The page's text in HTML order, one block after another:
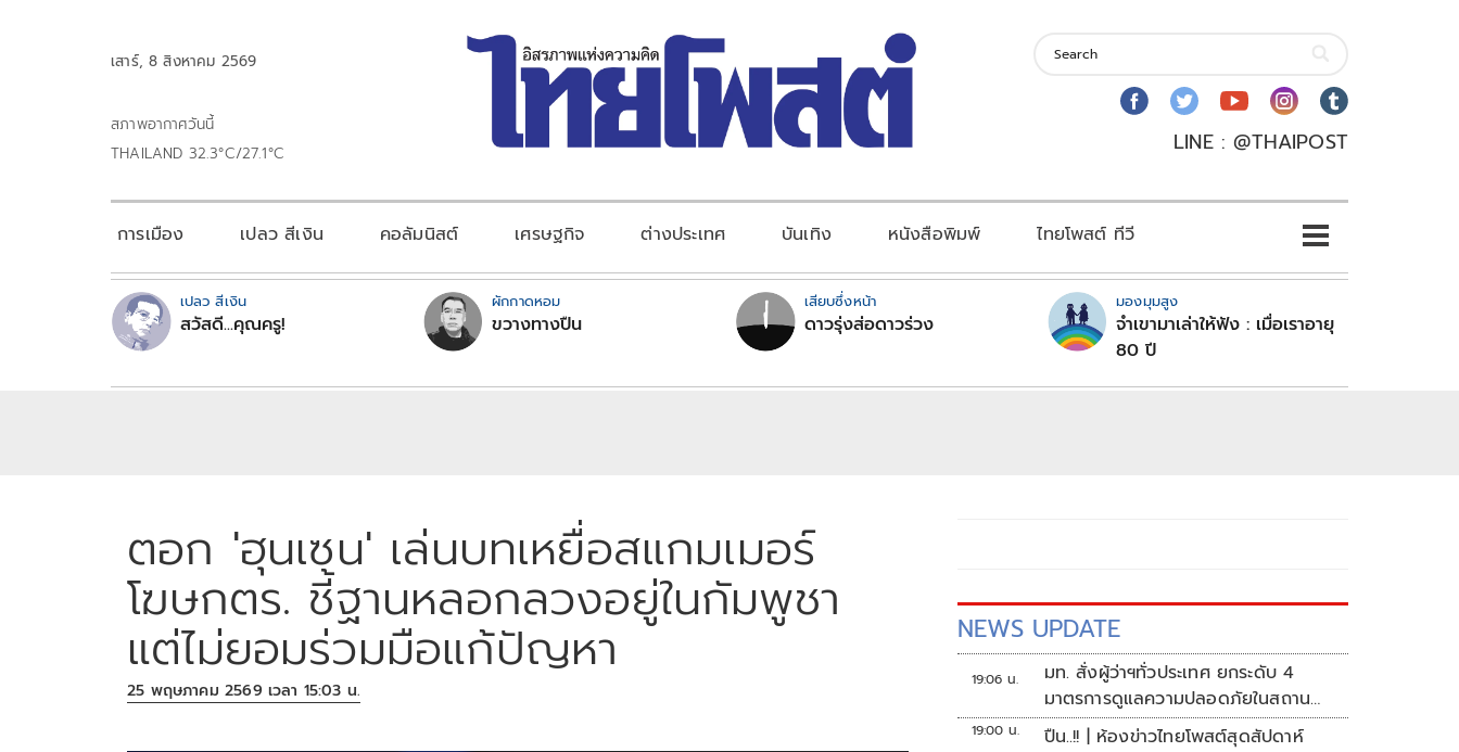
เสาร์, 8 สิงหาคม 2569
สภาพอากาศวันนี้
THAILAND 32.3°C/27.1°C
LINE : @THAIPOST
การเมือง เปลว สีเงิน คอลัมนิสต์ เศรษฐกิจ ต่างประเทศ บันเทิง หนังสือพิมพ์ ไทยโพสต์ ทีวี
เปลว สีเงิน
สวัสดี...คุณครู!
ผักกาดหอม
ขวางทางปืน
เสียบซึ่งหน้า
ดาวรุ่งส่อดาวร่วง
มองมุมสูง
จำเขามาเล่าให้ฟัง : เมื่อเราอายุ
80 ปี
ตอก 'ฮุนเซน' เล่นบทเหยื่อสแกมเมอร์
โฆษกตร. ชี้ฐานหลอกลวงอยู่ในกัมพูชา
แต่ไม่ยอมร่วมมือแก้ปัญหา
25 พฤษภาคม 2569 เวลา 15:03 น.
NEWS UPDATE
19:06 น.
มท. สั่งผู้ว่าฯทั่วประเทศ ยกระดับ 4
มาตรการดูแลความปลอดภัยในสถาน
ศึกษา
19:00 น. ปืน..!! | ห้องข่าวไทยโพสต์สุดสัปดาห์